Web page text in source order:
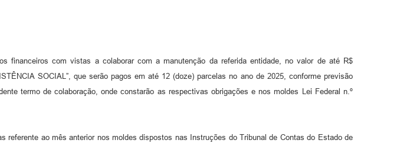
financeiros com vistas a colaborar com a manutenção da referida entidade, no valor de até R$
SOCIAL”, que serão pagos em até 12 (doze) parcelas no ano de 2025, conforme previsão
termo de colaboração, onde constarão as respectivas obrigações e nos moldes Lei Federal n.º
referente ao mês anterior nos moldes dispostos nas Instruções do Tribunal de Contas do Estado de